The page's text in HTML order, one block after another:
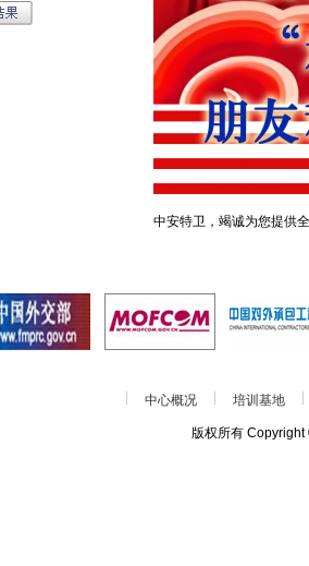
中安特卫，竭诚为您提供
中心概况 培训基地
版权所有